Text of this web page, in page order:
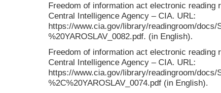
Freedom of information act electronic reading
Central Intelligence Agency – CIA. URL:
https://www.cia.gov/library/readingroom/docs/
%20YAROSLAV_0082.pdf. (in English).
Freedom of information act electronic reading
Central Intelligence Agency – CIA. URL:
https://www.cia.gov/library/readingroom/docs/
%2C%20YAROSLAV_0074.pdf (in English).